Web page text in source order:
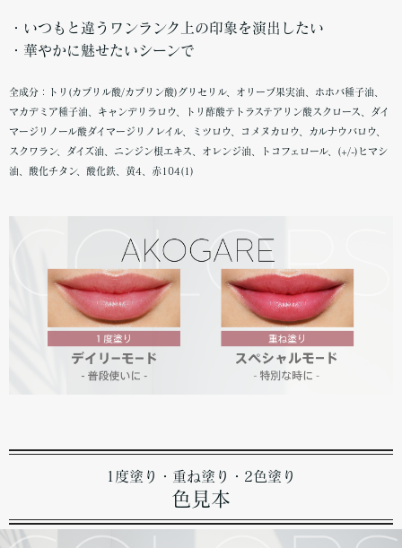
・いつもと違うワンランク上の印象を演出したい
・華やかに魅せたいシーンで
全成分：トリ(カプリル酸/カプリン酸)グリセリル、オリーブ果実油、ホホバ種子油、
マカデミア種子油、キャンデリラロウ、トリ酢酸テトラステアリン酸スクロース、ダイ
マージリノール酸ダイマージリノレイル、ミツロウ、コメヌカロウ、カルナウバロウ、
スクワラン、ダイズ油、ニンジン根エキス、オレンジ油、トコフェロール、(+/-)ヒマシ
油、酸化チタン、酸化鉄、黄4、赤104(1)
1度塗り・重ね塗り・2色塗り
色見本